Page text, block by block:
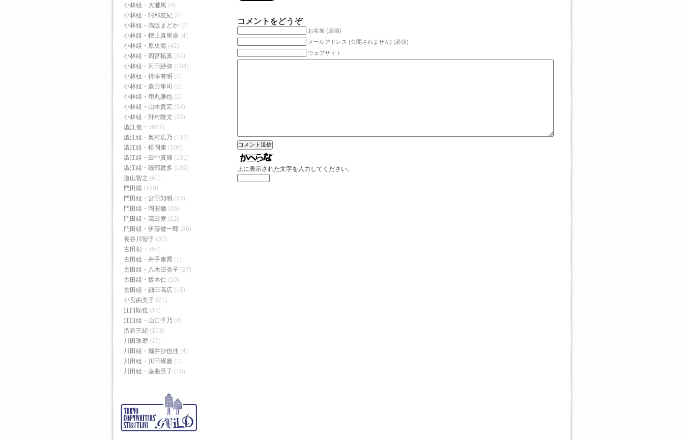
コメントをどうぞ
お名前 (必須)
メールアドレス (公開されません) (必須)
ウェブサイト
上に表示された文字を入力してください。
小林組・大瀧篤 (4)
小林組・阿部友紀 (8)
小林組・高阪まどか (8)
小林組・檀上真里奈 (4)
小林組・原央海 (42)
小林組・四宮拓真 (34)
小林組・河田紗弥 (104)
小林組・得津有明 (2)
小林組・森田隼司 (2)
小林組・用丸雅也 (1)
小林組・山本貴宏 (34)
小林組・野村隆文 (32)
澁江俊一 (667)
澁江組・奥村広乃 (113)
澁江組・松岡康 (106)
澁江組・田中真輝 (101)
澁江組・磯部建多 (102)
道山智之 (61)
門田陽 (189)
門田組・宮田知明 (63)
門田組・岡安徹 (26)
門田組・高田麦 (12)
門田組・伊藤健一郎 (86)
長谷川智子 (30)
古田彰一 (57)
古田組・井手康喬 (1)
古田組・八木田杏子 (27)
古田組・坂本仁 (10)
古田組・細田高広 (15)
小宮由美子 (21)
江口順也 (15)
江口組・山口千乃 (4)
渋谷三紀 (163)
川田琢磨 (25)
川田組・堀井沙也佳 (4)
川田組・川田琢磨 (1)
川田組・藤曲旦子 (10)